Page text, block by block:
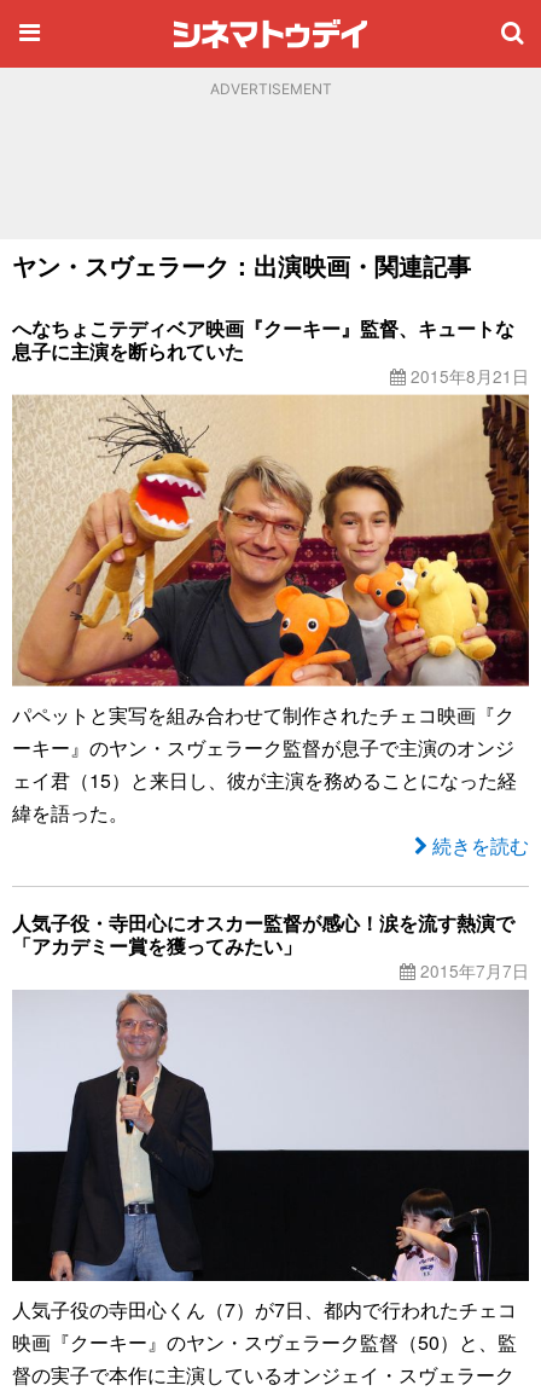
ADVERTISEMENT
ヤン・スヴェラーク：出演映画・関連記事
へなちょこテディベア映画『クーキー』監督、キュートな
息子に主演を断られていた
2015年8月21日
パペットと実写を組み合わせて制作されたチェコ映画『ク
ーキー』のヤン・スヴェラーク監督が息子で主演のオンジ
ェイ君（15）と来日し、彼が主演を務めることになった経
緯を語った。
続きを読む
人気子役・寺田心にオスカー監督が感心！涙を流す熱演で
「アカデミー賞を獲ってみたい」
2015年7月7日
人気子役の寺田心くん（7）が7日、都内で行われたチェコ
映画『クーキー』のヤン・スヴェラーク監督（50）と、監
督の実子で本作に主演しているオンジェイ・スヴェラーク